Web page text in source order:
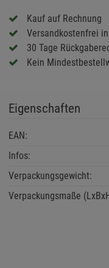
Kauf auf Rechnung
Versandkostenfrei
30 Tage
Kein
Eigenschaften
EAN:
Infos:
Verpackungsgewicht:
Verpackungsmaße